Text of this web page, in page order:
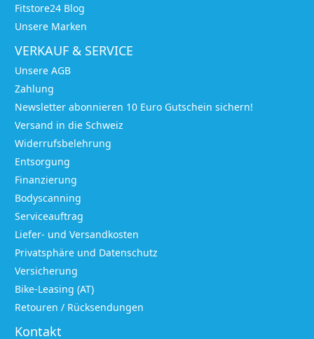
Fitstore24 Blog
Unsere Marken
VERKAUF & SERVICE
Unsere AGB
Zahlung
Newsletter abonnieren 10 Euro Gutschein sichern!
Versand in die Schweiz
Widerrufsbelehrung
Entsorgung
Finanzierung
Bodyscanning
Serviceauftrag
Liefer- und Versandkosten
Privatsphäre und Datenschutz
Versicherung
Bike-Leasing (AT)
Retouren / Rücksendungen
Kontakt